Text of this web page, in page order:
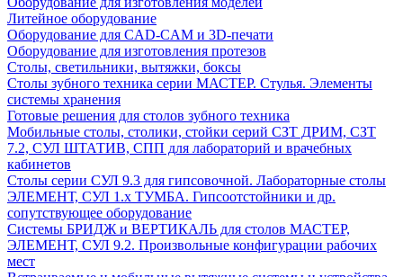
Литейное оборудование
Оборудование для CAD-CAM и 3D-печати
Оборудование для изготовления протезов
Cтолы, светильники, вытяжки, боксы
Столы зубного техника серии МАСТЕР. Стулья. Элементы
системы хранения
Готовые решения для столов зубного техника
Мобильные столы, столики, стойки серий СЗТ ДРИМ, СЗТ
7.2, СУЛ ШТАТИВ, СПП для лабораторий и врачебных
кабинетов
Столы серии СУЛ 9.3 для гипсовочной. Лабораторные столы
ЭЛЕМЕНТ, СУЛ 1.х ТУМБА. Гипсоотстойники и др.
сопутствующее оборудование
Системы БРИДЖ и ВЕРТИКАЛЬ для столов МАСТЕР,
ЭЛЕМЕНТ, СУЛ 9.2. Произвольные конфигурации рабочих
мест